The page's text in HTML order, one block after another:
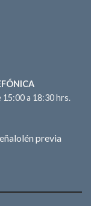
15:00 a 18:30 hrs.
previa